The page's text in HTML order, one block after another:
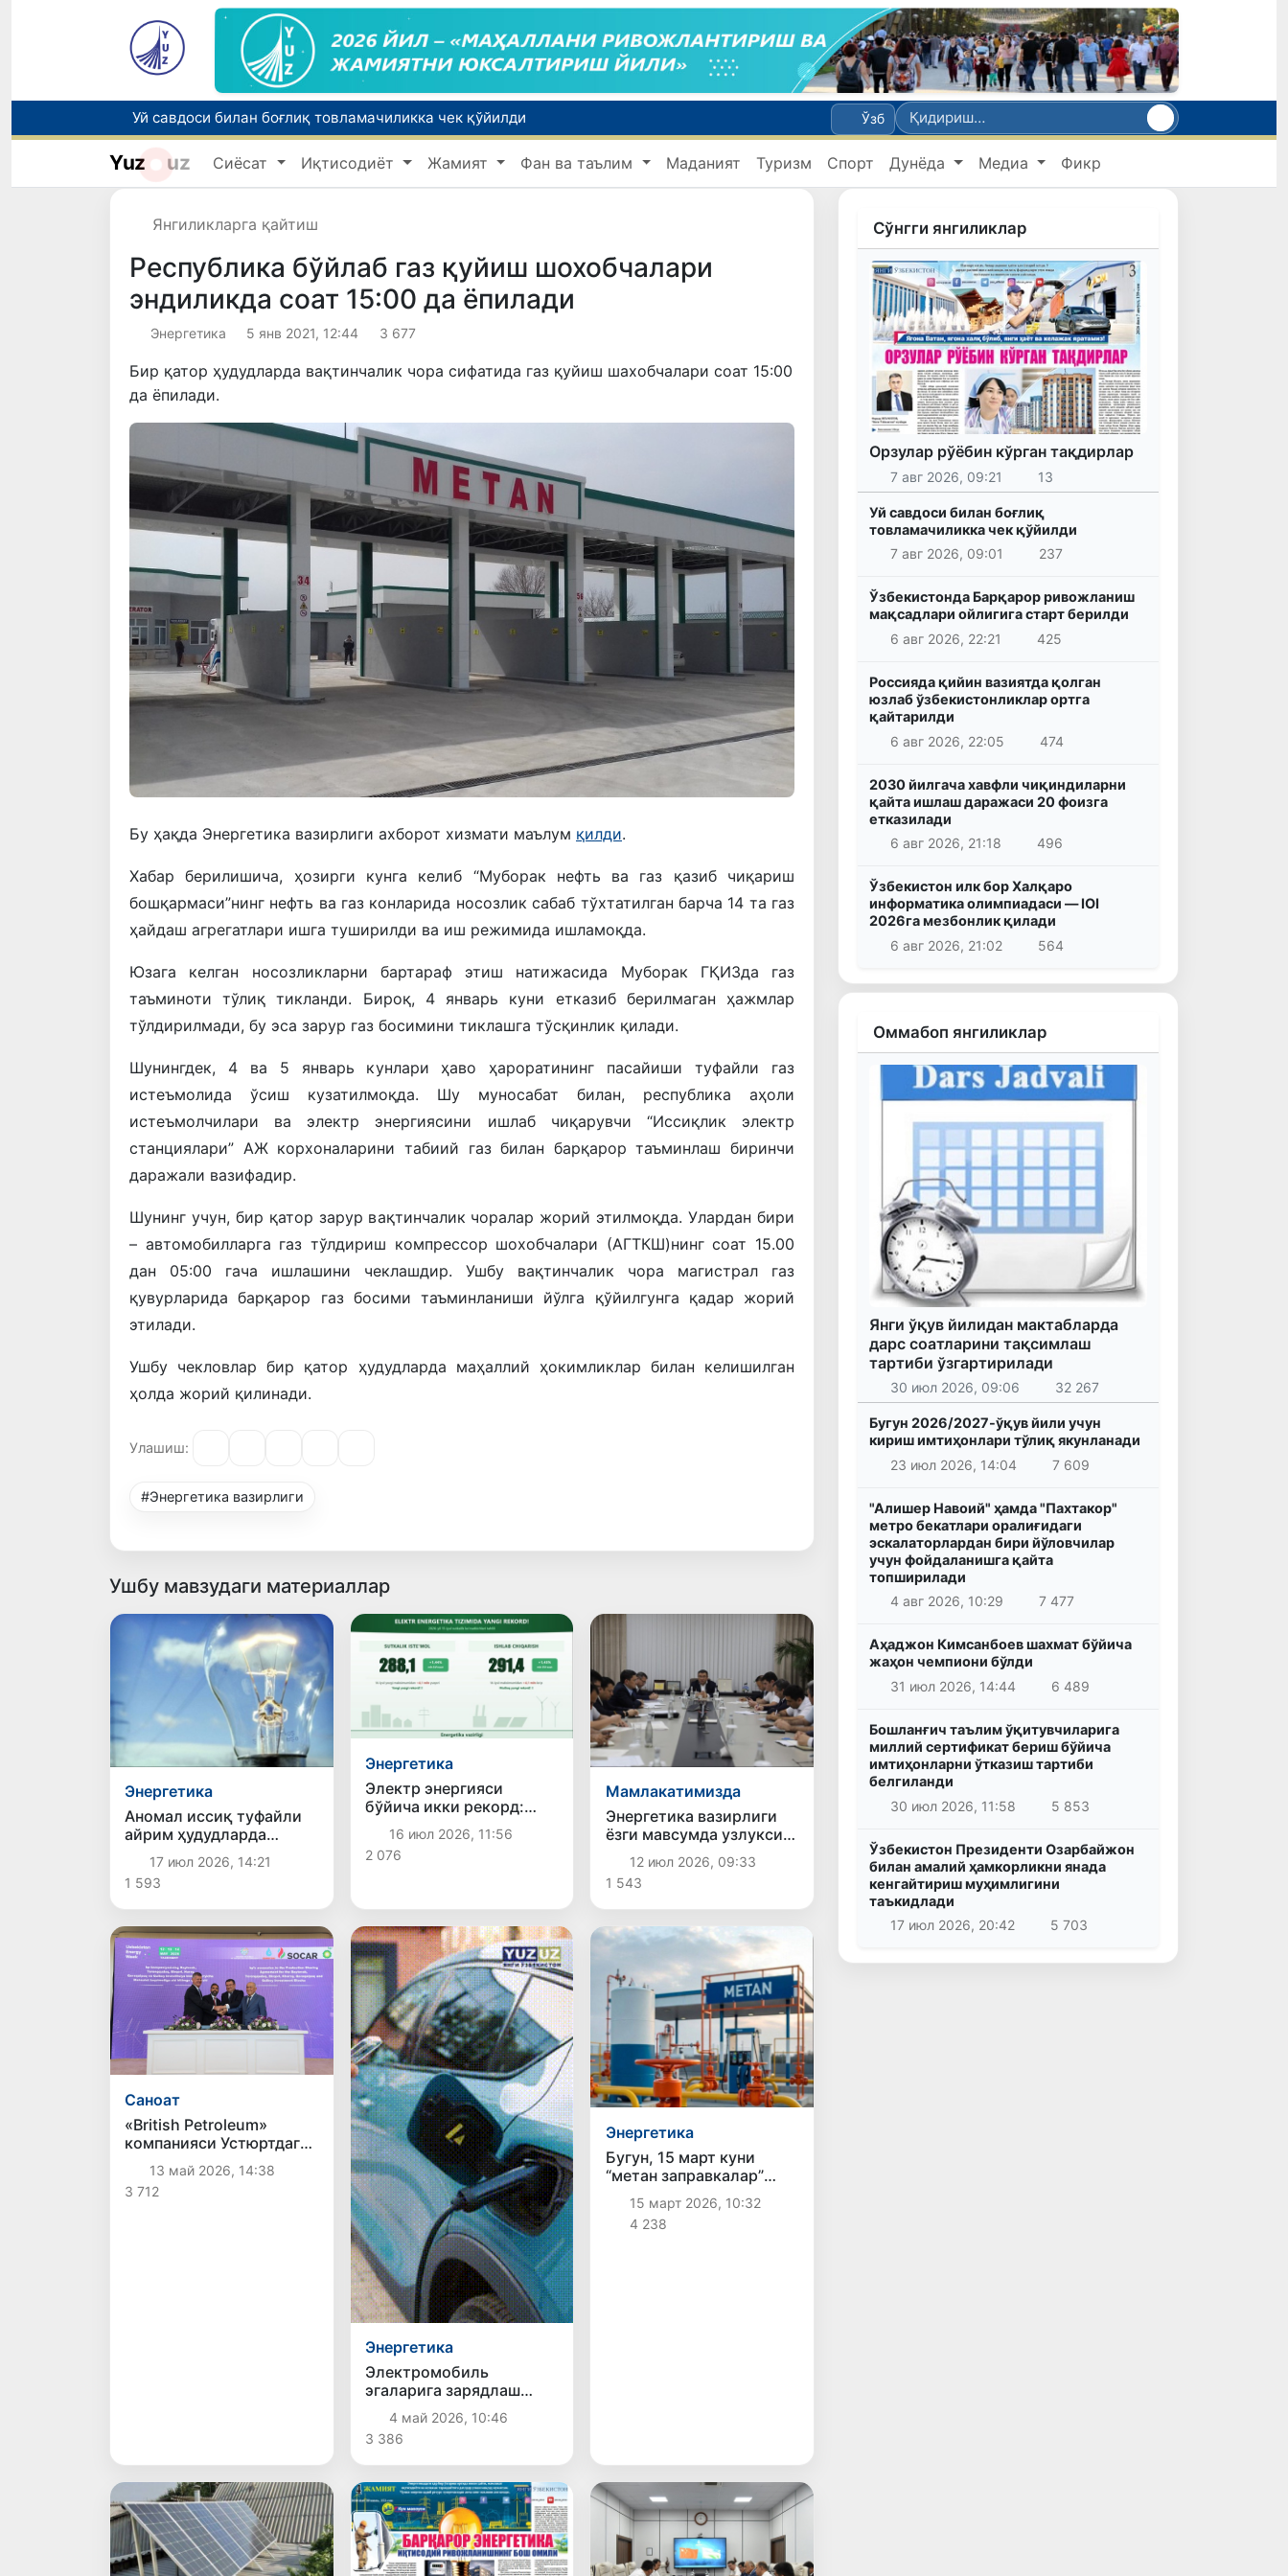
Уй савдоси билан боғлиқ товламачиликка чек қўйилди
2030 йилгача хавфли чиқиндиларни қайта ишлаш даражаси 20 фоизга етказилади
Ўзб
Yuz uz Сиёсат Иқтисодиёт Жамият Фан ва таълим Маданият Туризм Спорт Дунёда Медиа Фикр
Янгиликларга қайтиш
Республика бўйлаб газ қуйиш шохобчалари
эндиликда соат 15:00 да ёпилади
Энергетика 5 янв 2021, 12:44 3 677
Бир қатор ҳудудларда вақтинчалик чора сифатида газ қуйиш шахобчалари соат 15:00
да ёпилади.
Бу ҳақда Энергетика вазирлиги ахборот хизмати маълум қилди.
Хабар берилишича, ҳозирги кунга келиб “Муборак нефть ва газ қазиб чиқариш
бошқармаси”нинг нефть ва газ конларида носозлик сабаб тўхтатилган барча 14 та газ
ҳайдаш агрегатлари ишга туширилди ва иш режимида ишламоқда.
Юзага келган носозликларни бартараф этиш натижасида Муборак ГҚИЗда газ
таъминоти тўлиқ тикланди. Бироқ, 4 январь куни етказиб берилмаган ҳажмлар
тўлдирилмади, бу эса зарур газ босимини тиклашга тўсқинлик қилади.
Шунингдек, 4 ва 5 январь кунлари ҳаво ҳароратининг пасайиши туфайли газ
истеъмолида ўсиш кузатилмоқда. Шу муносабат билан, республика аҳоли
истеъмолчилари ва электр энергиясини ишлаб чиқарувчи “Иссиқлик электр
станциялари” АЖ корхоналарини табиий газ билан барқарор таъминлаш биринчи
даражали вазифадир.
Шунинг учун, бир қатор зарур вақтинчалик чоралар жорий этилмоқда. Улардан бири
– автомобилларга газ тўлдириш компрессор шохобчалари (АГТКШ)нинг соат 15.00
дан 05:00 гача ишлашини чеклашдир. Ушбу вақтинчалик чора магистрал газ
қувурларида барқарор газ босими таъминланиши йўлга қўйилгунга қадар жорий
этилади.
Ушбу чекловлар бир қатор ҳудудларда маҳаллий ҳокимликлар билан келишилган
ҳолда жорий қилинади.
Улашиш:
#Энергетика вазирлиги
Ушбу мавзудаги материаллар
Энергетика
Аномал иссиқ туфайли
айрим ҳудудларда
электр таъминотида 2
соатлик мажбурий
чеклов жорий этилди
17 июл 2026, 14:21
1 593
Энергетика
Электр энергияси
бўйича икки рекорд:
истеъмол ҳам, ишлаб
чиқариш ҳам энг юқори
кўрсаткичга чиқди
16 июл 2026, 11:56
2 076
Мамлакатимизда
Энергетика вазирлиги
ёзги мавсумда узлуксиз
электр энергияси
таъминоти бўйича
чораларни
кучайтирмоқда
12 июл 2026, 09:33
1 543
Саноат
«British Petroleum»
компанияси Устюртдаги
маҳсулот тақсимоти
битимига қўшилди
13 май 2026, 14:38
3 712
Энергетика
Электромобиль
эгаларига зарядлаш
харажатларининг бир
қисмини қоплаш
режалаштирилмоқда
4 май 2026, 10:46
3 386
Энергетика
Бугун, 15 март куни
“метан заправкалар”
соат 10:00 дан 16:00 га
қадар фаолият юритади
15 март 2026, 10:32
4 238
Сўнгги янгиликлар
Орзулар рўёбин кўрган тақдирлар
7 авг 2026, 09:21 13
Уй савдоси билан боғлиқ
товламачиликка чек қўйилди
7 авг 2026, 09:01
237
Ўзбекистонда Барқарор ривожланиш
мақсадлари ойлигига старт берилди
6 авг 2026, 22:21
425
Россияда қийин вазиятда қолган
юзлаб ўзбекистонликлар ортга
қайтарилди
6 авг 2026, 22:05
474
2030 йилгача хавфли чиқиндиларни
қайта ишлаш даражаси 20 фоизга
етказилади
6 авг 2026, 21:18
496
Ўзбекистон илк бор Халқаро
информатика олимпиадаси — IOI
2026га мезбонлик қилади
6 авг 2026, 21:02
564
Оммабоп янгиликлар
Янги ўқув йилидан мактабларда
дарс соатларини тақсимлаш
тартиби ўзгартирилади
30 июл 2026, 09:06 32 267
Бугун 2026/2027-ўқув йили учун
кириш имтиҳонлари тўлиқ якунланади
23 июл 2026, 14:04
7 609
"Алишер Навоий" ҳамда "Пахтакор"
метро бекатлари оралиғидаги
эскалаторлардан бири йўловчилар
учун фойдаланишга қайта
топширилади
4 авг 2026, 10:29
7 477
Аҳаджон Кимсанбоев шахмат бўйича
жаҳон чемпиони бўлди
31 июл 2026, 14:44
6 489
Бошланғич таълим ўқитувчиларига
миллий сертификат бериш бўйича
имтиҳонларни ўтказиш тартиби
белгиланди
30 июл 2026, 11:58
5 853
Ўзбекистон Президенти Озарбайжон
билан амалий ҳамкорликни янада
кенгайтириш муҳимлигини
таъкидлади
17 июл 2026, 20:42
5 703